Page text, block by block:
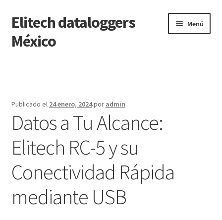
Saltar
a
navegación
Ir
al
contenido
Elitech dataloggers
México
Menú
Finalizar compra
Mi cuenta
Página de ejemplo
Tienda
Publicado el 24 enero, 2024por admin
Datos a Tu Alcance:
Elitech RC-5 y su
Conectividad Rápida
mediante USB